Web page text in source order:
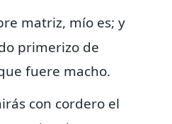
matriz, mío es; y
primerizo de
fuere macho.
con cordero el